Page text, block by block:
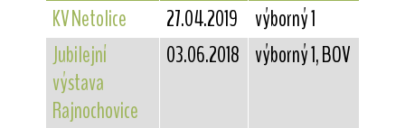
KV Netolice
27.04.2019
výborný 1
Jubilejní
výstava
Rajnochovice
03.06.2018 výborný 1, BOV